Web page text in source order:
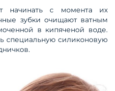
начинать с момента их
зубки очищают ватным
в кипяченой воде.
специальную силиконовую